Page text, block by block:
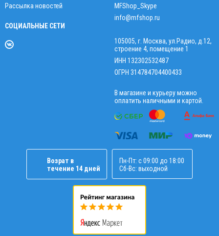
Рассылка новостей
СОЦИАЛЬНЫЕ СЕТИ
MFShop_Skype
info@mfshop.ru
105005, г. Москва, ул.Радио, д.12,
строение 4, помещение 1
ИНН 132302532487
ОГРН 314784704400433
В магазине и курьеру можно
оплатить наличными и картой.
Возрат в
течение 14 дней
Пн-Пт: с 09:00 до 18:00
Сб-Вс: выходной